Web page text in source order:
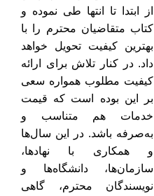
از ابتدا تا انتها طی نموده و
کتاب متقاضیان محترم را با
بهترین کیفیت تحویل خواهد
داد. در کنار تلاش برای ارائه
کیفیت مطلوب همواره سعی
بر این بوده است که قیمت
خدمات هم متناسب و
به‌صرفه باشد. در این سال‌ها
و همکاری با نهادها،
سازمان‌ها، دانشگاه‌ها و
نویسندگان محترم، گاهی